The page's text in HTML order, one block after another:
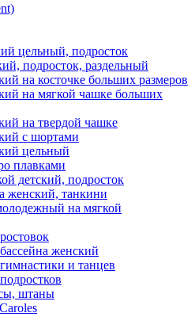
цельный, подросток
подросток, раздельный
на косточке больших размеров
на мягкой чашке больших
на твердой чашке
с шортами
цельный
плавками
детский, подросток
женский, танкини
на мягкой
женский
и танцев
штаны